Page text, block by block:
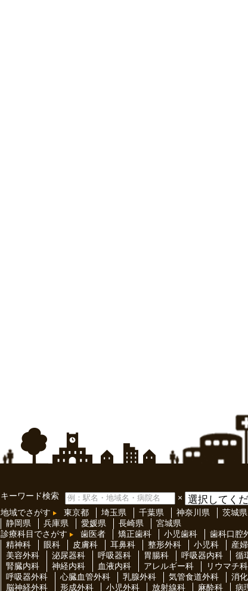
キーワード検索
×
地域でさがす
東京都 埼玉県 千葉県 神奈川県 茨城県
静岡県
兵庫県 愛媛県 長崎県
宮城県
診療科目でさがす
歯医者 矯正歯科 小児歯科 歯科口腔
精神科
眼科 皮膚科 耳鼻科 整形外科 小児科 産
美容外科
泌尿器科 呼吸器科 胃腸科 呼吸器内科 循
腎臓内科
神経内科 血液内科 アレルギー科 リウマチ科
呼吸器外科
心臓血管外科 乳腺外科 気管食道外科 消
脳神経外科
形成外科 小児外科 放射線科 麻酔科 病